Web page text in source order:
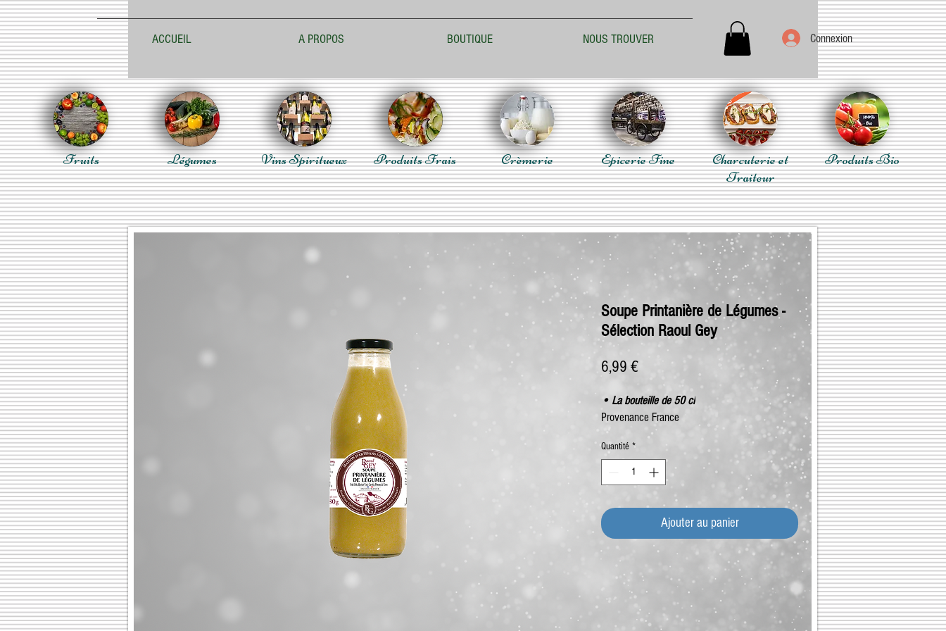
ACCUEIL A PROPOS BOUTIQUE NOUS TROUVER Connexion
Fruits Légumes Vins Spiritueux Produits Frais Crèmerie Epicerie Fine
Charcuterie et
Traiteur
Produits Bio
Soupe Printanière de Légumes -
Sélection Raoul Gey
6,99 €Prix
• La bouteille de 50 cl
Provenance France
Quantité *
Ajouter au panier